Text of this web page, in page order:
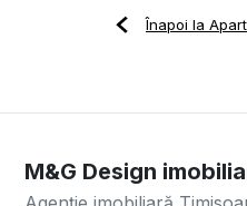
Înapoi la
M&G Design